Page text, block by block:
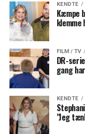
KENDTE
Kæmpe
klemme
FILM / TV
DR-
gang
KENDTE
"Jeg